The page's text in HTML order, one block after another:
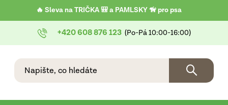
🔥 Sleva na TRIČKA 🎒 a PAMLSKY 🦮 pro psa
+420 608 876 123